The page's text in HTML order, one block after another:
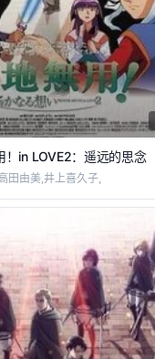
！in LOVE2：遥远的思念
田由美,井上喜久子,